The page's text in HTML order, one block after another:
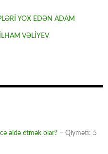
YOX EDƏN ADAM
VƏLİYEV
əldə etmək olar? – Qiyməti: 5